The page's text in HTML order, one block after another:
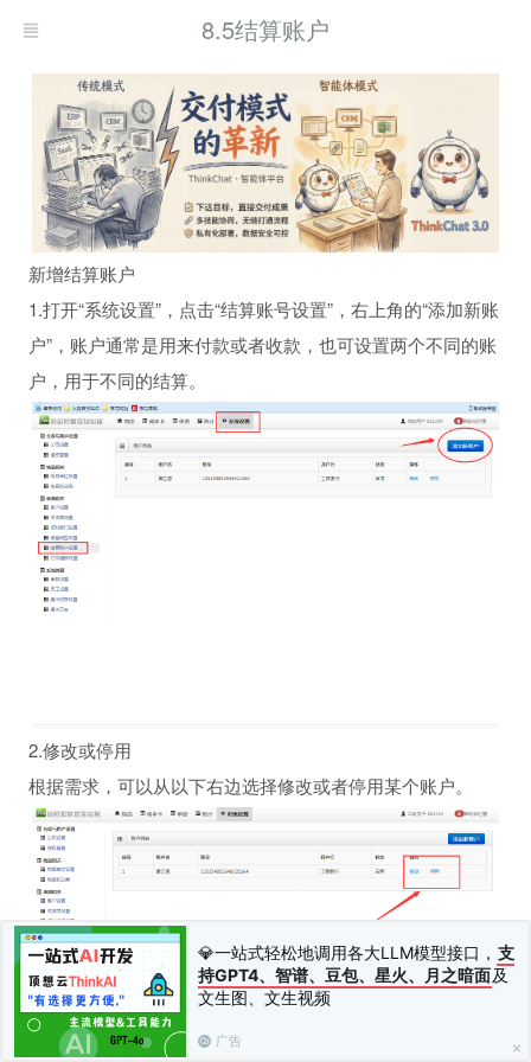
💎一站式轻松地调用各大LLM模型接口， 支
持GPT4、智谱、豆包、星火、月之暗面及
文生图、文生视频
广告
8.5结算账户
新增结算账户
1.打开“系统设置”，点击“结算账号设置”，右上角的“添加新账
户”，账户通常是用来付款或者收款，也可设置两个不同的账
户，用于不同的结算。
2.修改或停用
根据需求，可以从以下右边选择修改或者停用某个账户。